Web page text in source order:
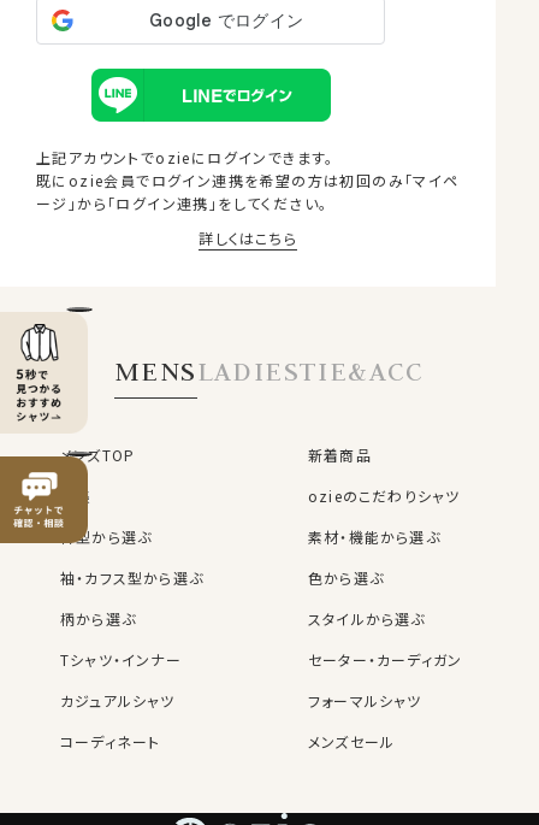
上記アカウントでozieにログインできます。
既にozie会員でログイン連携を希望の方は初回のみ「マイペ
ージ」から「ログイン連携」をしてください。
詳しくはこちら
OZIE会員様だけの6つの特典
お買い物ごとに
1%分のポイント
購入商品の
レビューを書くと
50ポイントプレゼント！
OZIE会員だけの
あります
お買い物が簡単＆便利
名前・住所・カード番号（任意）ス
いち早いニュースメールで
セール情報を先取り！
⬜︎ ニュースメールにチェック
入会金・年会費は
OZIE NEWS MAIL
MENSLADIESTIE&ACC
メンズTOP
新着商品
特集
ozieのこだわりシャツ
衿型から選ぶ
素材・機能から選ぶ
袖・カフス型から選ぶ
色から選ぶ
柄から選ぶ
スタイルから選ぶ
Tシャツ・インナー
セーター・カーディガン
カジュアルシャツ
フォーマルシャツ
コーディネート
メンズセール